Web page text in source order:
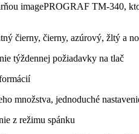
imagePROGRAF TM-340,
čierny, čierny, azúrový, žltý a
týždennej požiadavky na tlač
množstva, jednoduché
z režimu spánku